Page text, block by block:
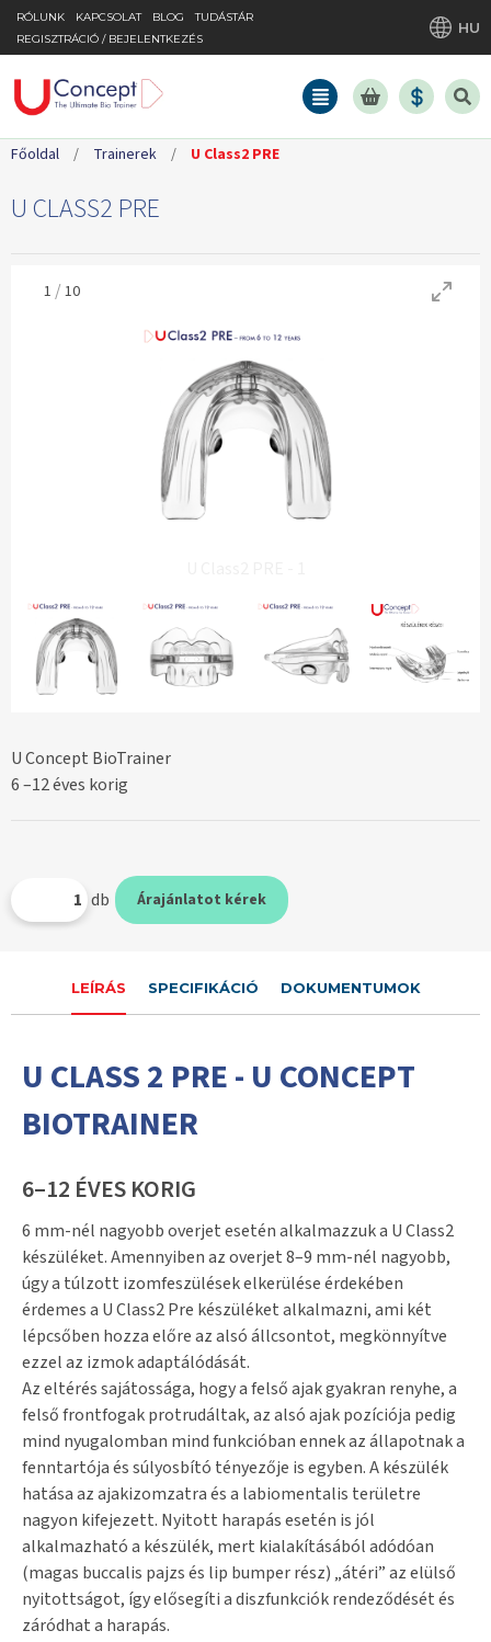
RÓLUNK KAPCSOLAT BLOG
TUDÁSTÁR
REGISZTRÁCIÓ / BEJELENTKEZÉS
HU
1 /10
Főoldal / Trainerek / U Class2 PRE
U CLASS2 PRE
U Concept BioTrainer
6 –12 éves korig
db Árajánlatot kérek
LEÍRÁS SPECIFIKÁCIÓ DOKUMENTUMOK
U CLASS 2 PRE - U CONCEPT
BIOTRAINER
6–12 ÉVES KORIG
6 mm-nél nagyobb overjet esetén alkalmazzuk a U Class2
készüléket. Amennyiben az overjet 8–9 mm-nél nagyobb,
úgy a túlzott izomfeszülések elkerülése érdekében
érdemes a U Class2 Pre készüléket alkalmazni, ami két
lépcsőben hozza előre az alsó állcsontot, megkönnyítve
ezzel az izmok adaptálódását.
Az eltérés sajátossága, hogy a felső ajak gyakran renyhe, a
felső frontfogak protrudáltak, az alsó ajak pozíciója pedig
mind nyugalomban mind funkcióban ennek az állapotnak a
fenntartója és súlyosbító tényezője is egyben. A készülék
hatása az ajakizomzatra és a labiomentalis területre
nagyon kifejezett. Nyitott harapás esetén is jól
alkalmazható a készülék, mert kialakításából adódóan
(magas buccalis pajzs és lip bumper rész) „átéri” az elülső
nyitottságot, így elősegíti a diszfunkciók rendeződését és
záródhat a harapás.